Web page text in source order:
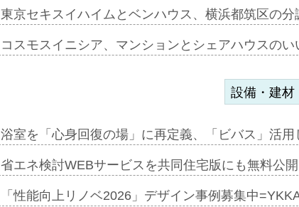
東京セキスイハイムとベンハウス、横浜都筑区の
コスモスイニシア、マンションとシェアハウスの
設備・建材
浴室を「心身回復の場」に再定義、「ビバス」活
省エネ検討WEBサービスを共同住宅版にも無料公
「性能向上リノベ2026」デザイン事例募集中